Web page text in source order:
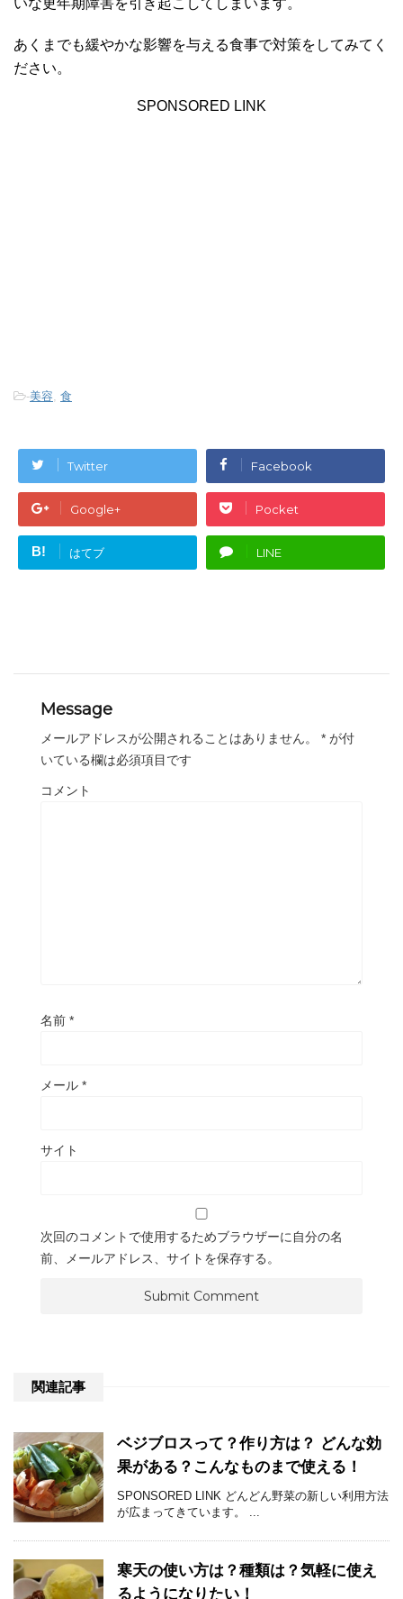
いな更年期障害を引き起こしてしまいます。
あくまでも緩やかな影響を与える食事で対策をしてみてく
ださい。
SPONSORED LINK
-美容, 食
Twitter Facebook
Google+ Pocket
B! はてブ LINE
Message
メールアドレスが公開されることはありません。 * が付
いている欄は必須項目です
コメント
名前 *
メール *
サイト
次回のコメントで使用するためブラウザーに自分の名
前、メールアドレス、サイトを保存する。
関連記事
ベジブロスって？作り方は？ どんな効
果がある？こんなものまで使える！
SPONSORED LINK どんどん野菜の新しい利用方法
が広まってきています。 ...
寒天の使い方は？種類は？気軽に使え
るようになりたい！